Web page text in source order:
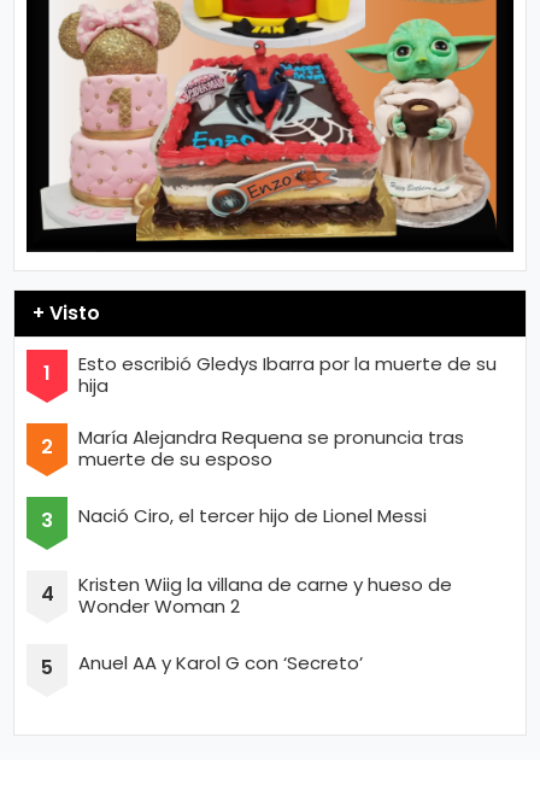
+ Visto
Esto escribió Gledys Ibarra por la muerte de su
hija
María Alejandra Requena se pronuncia tras
muerte de su esposo
Nació Ciro, el tercer hijo de Lionel Messi
Kristen Wiig la villana de carne y hueso de
Wonder Woman 2
Anuel AA y Karol G con ‘Secreto’